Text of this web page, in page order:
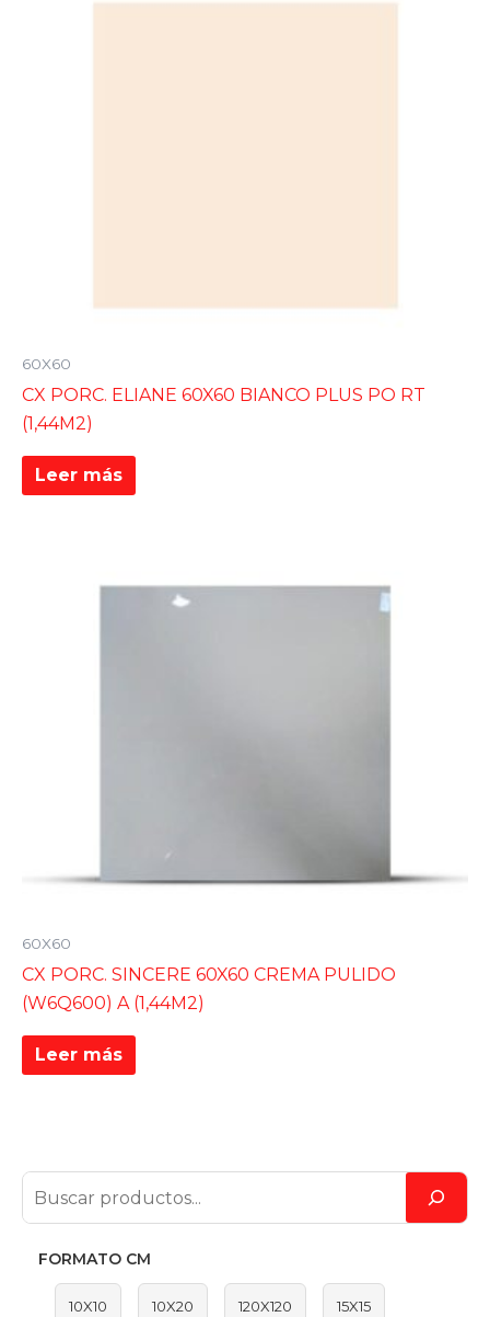
FORMATO CM
10X10 10X20 120X120 15X15
60X60
CX PORC. ELIANE 60X60 BIANCO PLUS PO RT
(1,44M2)
Leer más
60X60
CX PORC. SINCERE 60X60 CREMA PULIDO
(W6Q600) A (1,44M2)
Leer más